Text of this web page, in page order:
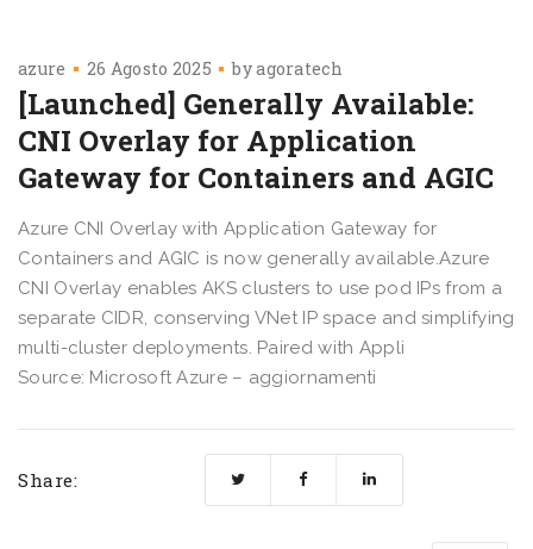
azure 26 Agosto 2025 byagoratech
[Launched] Generally Available:
CNI Overlay for Application
Gateway for Containers and AGIC
Azure CNI Overlay with Application Gateway for
Containers and AGIC is now generally available.Azure
CNI Overlay enables AKS clusters to use pod IPs from a
separate CIDR, conserving VNet IP space and simplifying
multi-cluster deployments. Paired with Appli
Source: Microsoft Azure – aggiornamenti
Share: